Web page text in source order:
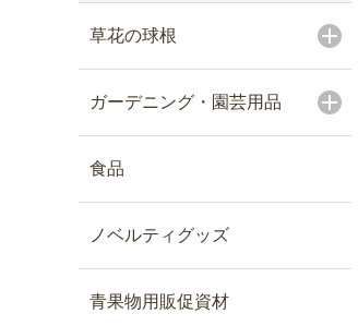
草花の球根
ガーデニング・園芸用品
食品
ノベルティグッズ
青果物用販促資材